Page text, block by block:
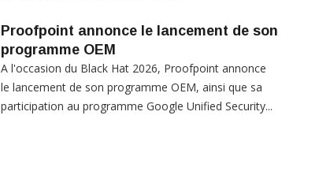
Proofpoint annonce le lancement de son
programme OEM
A l'occasion du Black Hat 2026, Proofpoint annonce
le lancement de son programme OEM, ainsi que sa
participation au programme Google Unified Security...